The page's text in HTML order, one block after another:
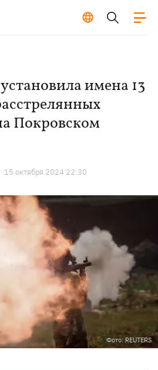
имена 13
Покровском
15 октября 2024 22:30
Фото: REUTERS